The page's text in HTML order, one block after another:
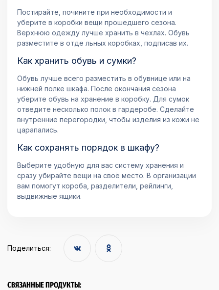
Постирайте, почините при необходимости и
уберите в коробки вещи прошедшего сезона.
Верхнюю одежду лучше хранить в чехлах. Обувь
разместите в отде льных коробках, подписав их.
Как хранить обувь и сумки?
Обувь лучше всего разместить в обувнице или на
нижней полке шкафа. После окончания сезона
уберите обувь на хранение в коробку. Для сумок
отведите несколько полок в гардеробе. Сделайте
внутренние перегородки, чтобы изделия из кожи не
царапались.
Как сохранять порядок в шкафу?
Выберите удобную для вас систему хранения и
сразу убирайте вещи на своё место. В организации
вам помогут короба, разделители, рейлинги,
выдвижные ящики.
Поделиться:
СВЯЗАННЫЕ ПРОДУКТЫ: